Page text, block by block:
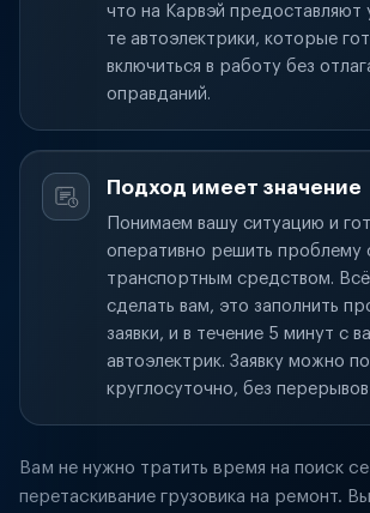
что на Карвэй предоставляют
те автоэлектрики, которые
включиться в работу без
оправданий.
Подход имеет значение
Понимаем вашу ситуацию и
оперативно решить проблему
транспортным средством.
сделать вам, это заполнить
заявки, и в течение 5 минут с
автоэлектрик. Заявку можно
круглосуточно, без
Вам не нужно тратить время на поиск
перетаскивание грузовика на ремонт.